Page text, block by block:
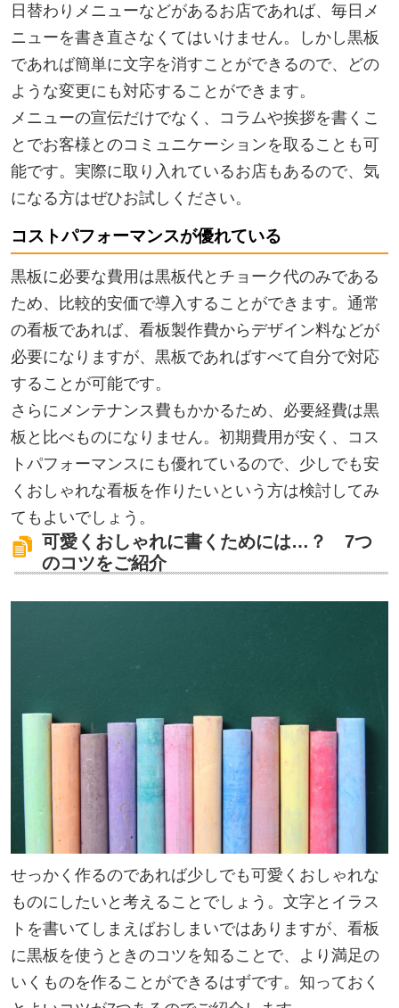
日替わりメニューなどがあるお店であれば、毎日メ
ニューを書き直さなくてはいけません。しかし黒板
であれば簡単に文字を消すことができるので、どの
ような変更にも対応することができます。
メニューの宣伝だけでなく、コラムや挨拶を書くこ
とでお客様とのコミュニケーションを取ることも可
能です。実際に取り入れているお店もあるので、気
になる方はぜひお試しください。
コストパフォーマンスが優れている
黒板に必要な費用は黒板代とチョーク代のみである
ため、比較的安価で導入することができます。通常
の看板であれば、看板製作費からデザイン料などが
必要になりますが、黒板であればすべて自分で対応
することが可能です。
さらにメンテナンス費もかかるため、必要経費は黒
板と比べものになりません。初期費用が安く、コス
トパフォーマンスにも優れているので、少しでも安
くおしゃれな看板を作りたいという方は検討してみ
てもよいでしょう。
可愛くおしゃれに書くためには…？ 7つ
のコツをご紹介
せっかく作るのであれば少しでも可愛くおしゃれな
ものにしたいと考えることでしょう。文字とイラス
トを書いてしまえばおしまいではありますが、看板
に黒板を使うときのコツを知ることで、より満足の
いくものを作ることができるはずです。知っておく